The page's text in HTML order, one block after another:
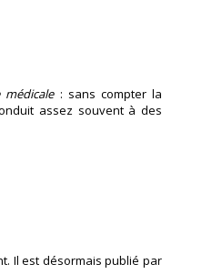
médicale : sans compter la
assez souvent à des
Il est désormais publié par